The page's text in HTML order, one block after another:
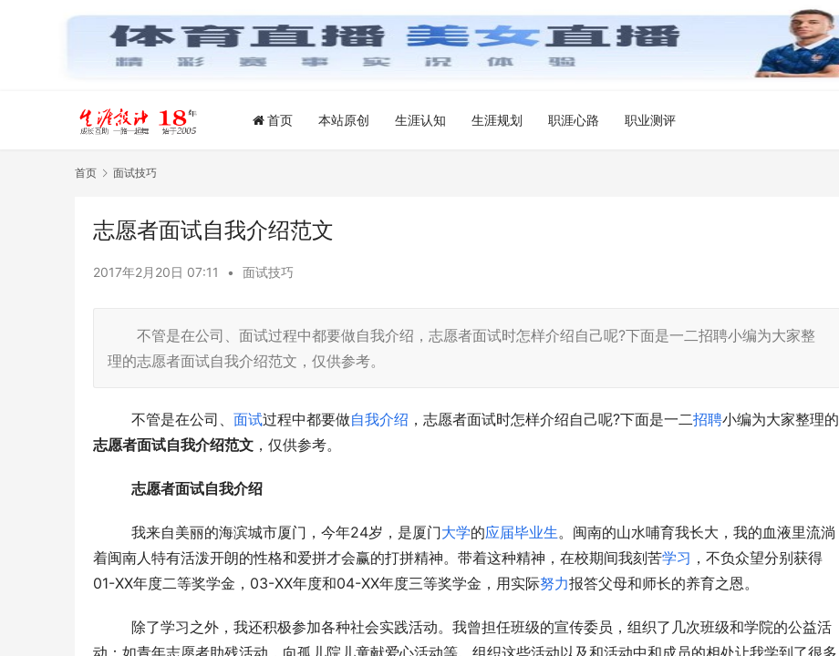
首页 本站原创 生涯认知 生涯规划 职涯心路 职业测评
首页 面试技巧
志愿者面试自我介绍范文
2017年2月20日 07:11 • 面试技巧
不管是在公司、面试过程中都要做自我介绍，志愿者面试时怎样介绍自己呢?下面是一二招聘小编为大家整
理的志愿者面试自我介绍范文，仅供参考。
  　　不管是在公司、
面试过程中都要做自我介绍 ，志愿者面试时怎样介绍自己呢?下面是一二招聘小编为大家整理的
志愿者面试自我介绍范文 ，仅供参考。
志愿者面试自我介绍
  　　我来自美丽的海滨城市厦门，今年24岁，是厦门
大学的应届毕业生。闽南的山水哺育我长大，我的血液里流淌
着闽南人特有活泼开朗的性格和爱拼才会赢的打拼精神。带着这种精神，在校期间我刻苦学习 ，不负众望分别获得
01-XX年度二等奖学金，03-XX年度和04-XX年度三等奖学金，用实际努力报答父母和师长的养育之恩。